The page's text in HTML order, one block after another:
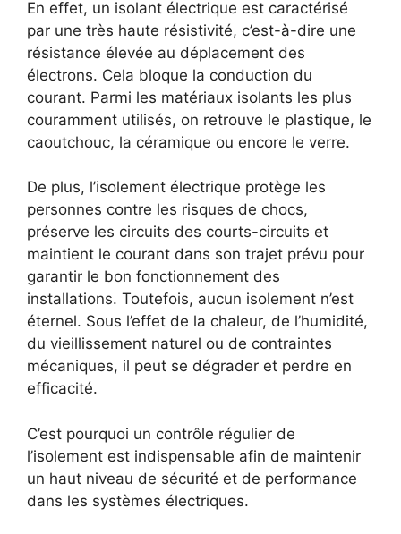
En effet, un isolant électrique est caractérisé
par une très haute résistivité, c’est-à-dire une
résistance élevée au déplacement des
électrons. Cela bloque la conduction du
courant. Parmi les matériaux isolants les plus
couramment utilisés, on retrouve le plastique, le
caoutchouc, la céramique ou encore le verre.
De plus, l’isolement électrique protège les
personnes contre les risques de chocs,
préserve les circuits des courts-circuits et
maintient le courant dans son trajet prévu pour
garantir le bon fonctionnement des
installations. Toutefois, aucun isolement n’est
éternel. Sous l’effet de la chaleur, de l’humidité,
du vieillissement naturel ou de contraintes
mécaniques, il peut se dégrader et perdre en
efficacité.
C’est pourquoi un contrôle régulier de
l’isolement est indispensable afin de maintenir
un haut niveau de sécurité et de performance
dans les systèmes électriques.